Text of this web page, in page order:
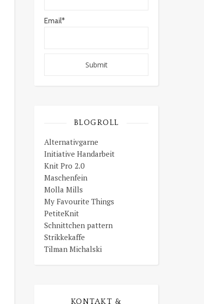
Email*
BLOGROLL
Alternativgarne
Initiative Handarbeit
Knit Pro 2.0
Maschenfein
Molla Mills
My Favourite Things
PetiteKnit
Schnittchen pattern
Strikkekaffe
Tilman Michalski
KONTAKT &